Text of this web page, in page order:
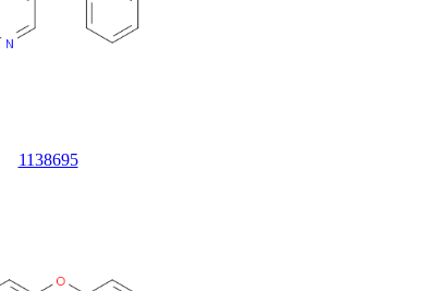
1138695